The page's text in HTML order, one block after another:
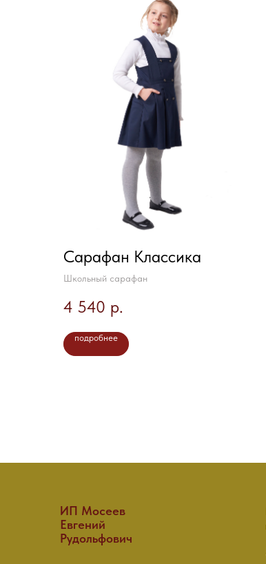
Сарафан Классика
Школьный сарафан
4 540 р.
подробнее
ИП Мосеев
Евгений
Рудольфович